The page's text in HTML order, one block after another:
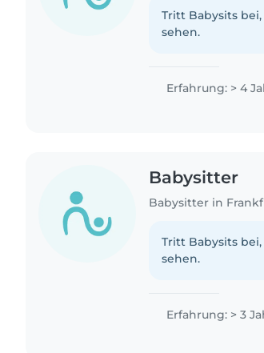
Tritt Babysits
sehen.
Erfahrung: > 4
Babysitter
Babysitter in
Tritt Babysits
sehen.
Erfahrung: > 3